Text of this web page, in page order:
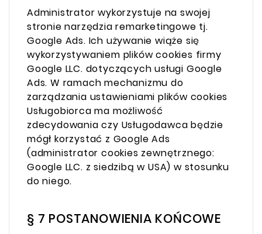
Administrator wykorzystuje na swojej
stronie narzędzia remarketingowe tj.
Google Ads. Ich używanie wiąże się
wykorzystywaniem plików cookies firmy
Google LLC. dotyczących usługi Google
Ads. W ramach mechanizmu do
zarządzania ustawieniami plików cookies
Usługobiorca ma możliwość
zdecydowania czy Usługodawca będzie
mógł korzystać z Google Ads
(administrator cookies zewnętrznego:
Google LLC. z siedzibą w USA) w stosunku
do niego.
§ 7 POSTANOWIENIA KOŃCOWE